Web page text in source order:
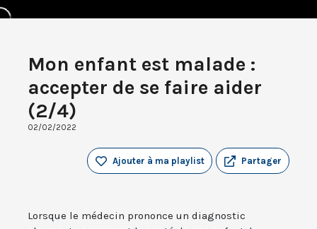
Mon enfant est malade :
accepter de se faire aider
(2/4)
02/02/2022
Partager
Ajouter à ma playlist
Lorsque le médecin prononce un diagnostic